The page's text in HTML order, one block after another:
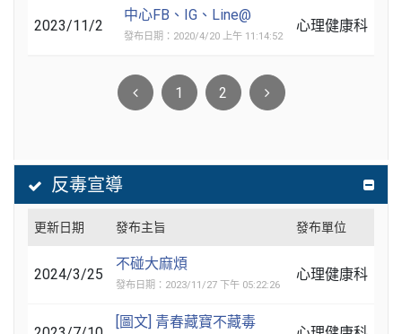
2023/11/2
中心FB、IG、Line@
發布日期：2020/4/20 上午 11:14:52
心理健康科
1 2
反毒宣導
更新日期 發布主旨 發布單位
2024/3/25
不碰大麻煩
發布日期：2023/11/27 下午 05:22:26
心理健康科
[圖文] 青春藏寶不藏毒